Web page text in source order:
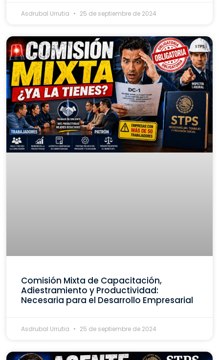
Asdrubal Urrutia 25 de septiembre de 2024
Comisión Mixta de Capacitación,
Adiestramiento y Productividad:
Necesaria para el Desarrollo Empresarial
Asdrubal Urrutia 25 de septiembre de 2024